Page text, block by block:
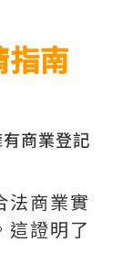
指南
商業登記
法商業實
這證明了